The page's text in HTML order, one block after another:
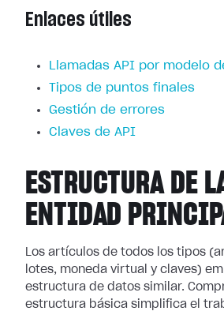
Enlaces útiles
Llamadas API por modelo
Tipos de puntos finales
Gestión de errores
Claves de API
ESTRUCTURA DE
ENTIDAD
Los artículos de todos los tipos
lotes, moneda virtual y claves)
estructura de datos similar.
estructura básica simplifica el